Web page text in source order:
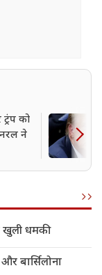
को
ने
खुली धमकी
बार्सिलोना